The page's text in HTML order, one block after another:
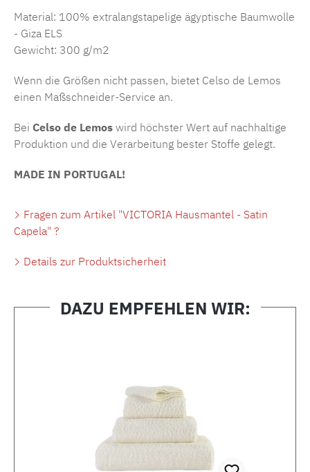
Material: 100% extralangstapelige ägyptische Baumwolle
- Giza ELS
Gewicht: 300 g/m2
Wenn die Größen nicht passen, bietet Celso de Lemos
einen Maßschneider-Service an.
Bei Celso de Lemos wird höchster Wert auf nachhaltige
Produktion und die Verarbeitung bester Stoffe gelegt.
MADE IN PORTUGAL!
Fragen zum Artikel "VICTORIA Hausmantel - Satin
Capela" ?
Details zur Produktsicherheit
DAZU EMPFEHLEN WIR: